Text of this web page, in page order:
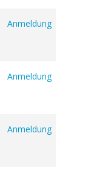
Anmeldung
Anmeldung
Anmeldung